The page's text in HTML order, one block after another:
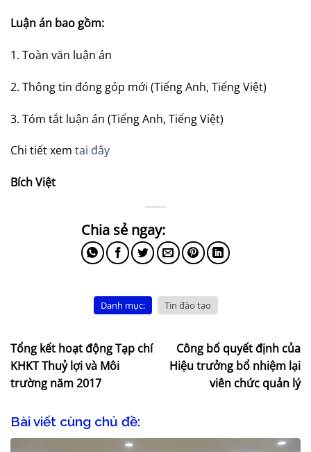
Luận án bao gồm:
1. Toàn văn luận án
2. Thông tin đóng góp mới (Tiếng Anh, Tiếng Việt)
3. Tóm tắt luận án (Tiếng Anh, Tiếng Việt)
Chi tiết xem tai đây
Bích Việt
Danh mục: Tin đào tạo
Tổng kết hoạt động Tạp chí
KHKT Thuỷ lợi và Môi
trường năm 2017
Công bố quyết định của
Hiệu trưởng bổ nhiệm lại
viên chức quản lý
Bài viết cùng chủ đề: